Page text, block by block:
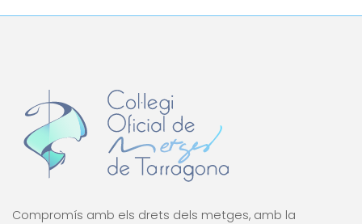
Compromís amb els drets dels metges, amb la